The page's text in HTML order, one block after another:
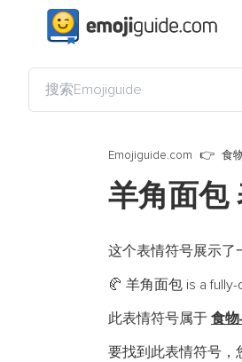
Emojiguide.com 食
羊角面包
这个表情符号展示了
🥐 羊角面包 is a
此表情符号属于 食
要找到此表情符号，